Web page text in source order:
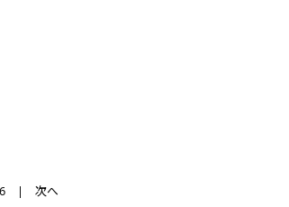
6 | 次へ